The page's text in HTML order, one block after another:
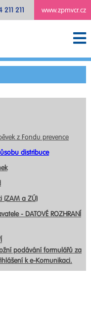
www.zpmvcr.cz
211 211
z Fondu prevence
distribuce
(ZAM a ZÚ)
- DATOVÉ ROZHRANÍ
podávání formulářů za
k e-Komunikaci.